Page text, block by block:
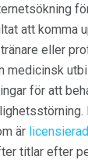
att komma
eller
medicinsk
för att
är licensierad
titlar efter